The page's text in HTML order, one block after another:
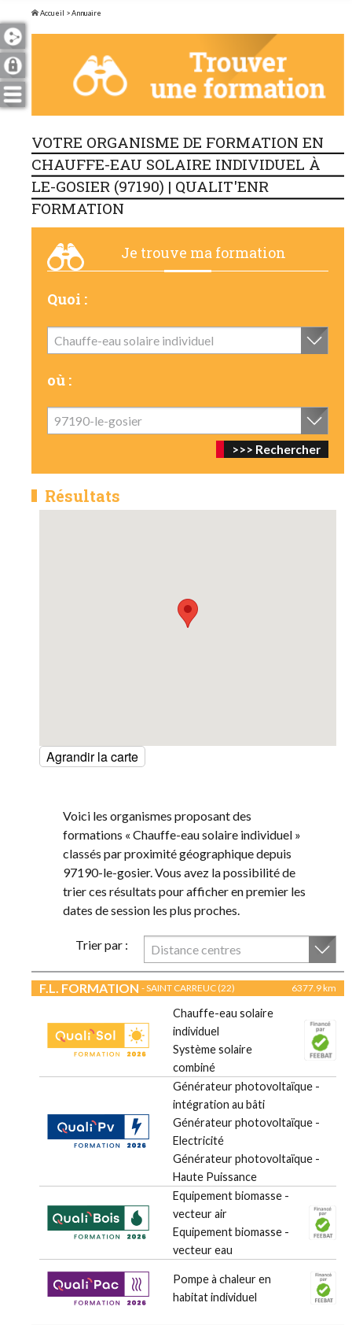
Accueil > Annuaire
VOTRE ORGANISME DE FORMATION EN
CHAUFFE-EAU SOLAIRE INDIVIDUEL À
LE-GOSIER (97190) | QUALIT'ENR
FORMATION
Je trouve ma formation
Quoi :
Chauffe-eau solaire individuel
où :
97190-le-gosier
Résultats
Agrandir la carte
Voici les organismes proposant des
formations « Chauffe-eau solaire individuel »
classés par proximité géographique depuis
97190-le-gosier. Vous avez la possibilité de
trier ces résultats pour afficher en premier les
dates de session les plus proches.
Trier par : Distance centres
F.L. FORMATION - SAINT CARREUC (22) 6377.9 km
Chauffe-eau solaire
individuel
Système solaire
combiné
Générateur photovoltaïque -
intégration au bâti
Générateur photovoltaïque -
Electricité
Générateur photovoltaïque -
Haute Puissance
Equipement biomasse -
vecteur air
Equipement biomasse -
vecteur eau
Pompe à chaleur en
habitat individuel